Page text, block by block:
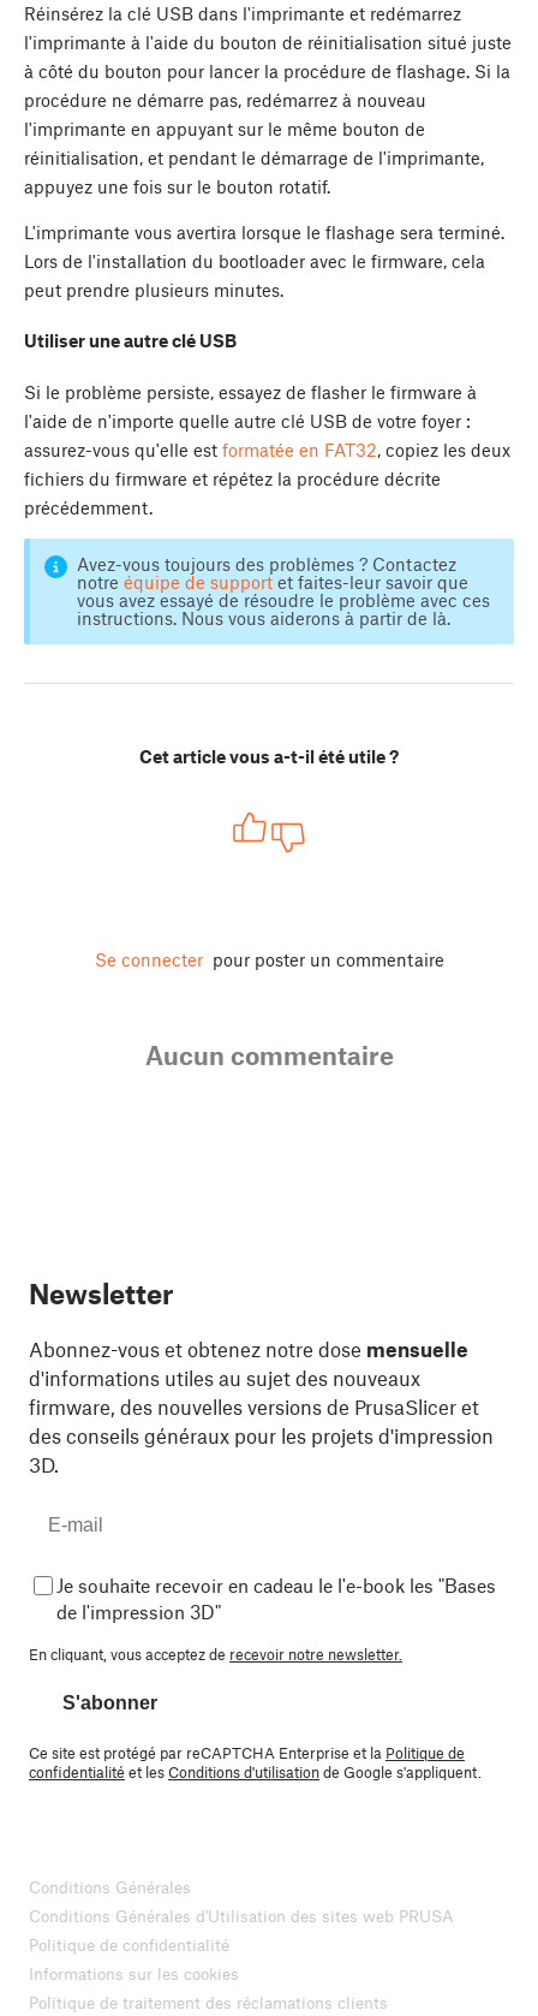
Réinsérez la clé USB dans l'imprimante et redémarrez
l'imprimante à l'aide du bouton de réinitialisation situé juste
à côté du bouton pour lancer la procédure de flashage. Si la
procédure ne démarre pas, redémarrez à nouveau
l'imprimante en appuyant sur le même bouton de
réinitialisation, et pendant le démarrage de l'imprimante,
appuyez une fois sur le bouton rotatif.
L'imprimante vous avertira lorsque le flashage sera terminé.
Lors de l'installation du bootloader avec le firmware, cela
peut prendre plusieurs minutes.
Utiliser une autre clé USB
Si le problème persiste, essayez de flasher le firmware à
l'aide de n'importe quelle autre clé USB de votre foyer :
assurez-vous qu'elle est formatée en FAT32, copiez les deux
fichiers du firmware et répétez la procédure décrite
précédemment.
Avez-vous toujours des problèmes ? Contactez
notre équipe de supportet faites-leur savoir que
vous avez essayé de résoudre le problème avec ces
instructions. Nous vous aiderons à partir de là.
Cet article vous a-t-il été utile ?
Se connecter pour poster un commentaire
Aucun commentaire
Newsletter
Abonnez-vous et obtenez notre dose mensuelle
d'informations utiles au sujet des nouveaux
firmware, des nouvelles versions de PrusaSlicer et
des conseils généraux pour les projets d'impression
3D.
Je souhaite recevoir en cadeau le l'e-book les "Bases
de l'impression 3D"
En cliquant, vous acceptez de recevoir notre newsletter.
S'abonner
Ce site est protégé par reCAPTCHA Enterprise et la Politique de
confidentialité et lesConditions d'utilisationde Google s'appliquent.
Conditions Générales
Conditions Générales d'Utilisation des sites web PRUSA
Politique de confidentialité
Informations sur les cookies
Politique de traitement des réclamations clients